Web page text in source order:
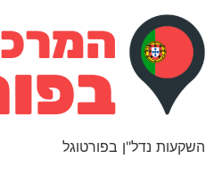
השקעות נדל"ן בפורטוגל